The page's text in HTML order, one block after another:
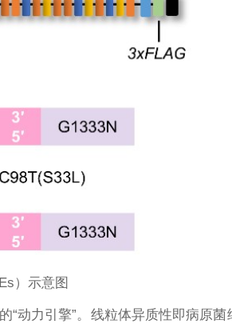
）示意图
动力引擎”。线粒体异质性即病原菌